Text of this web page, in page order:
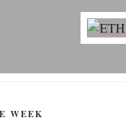
WEEK